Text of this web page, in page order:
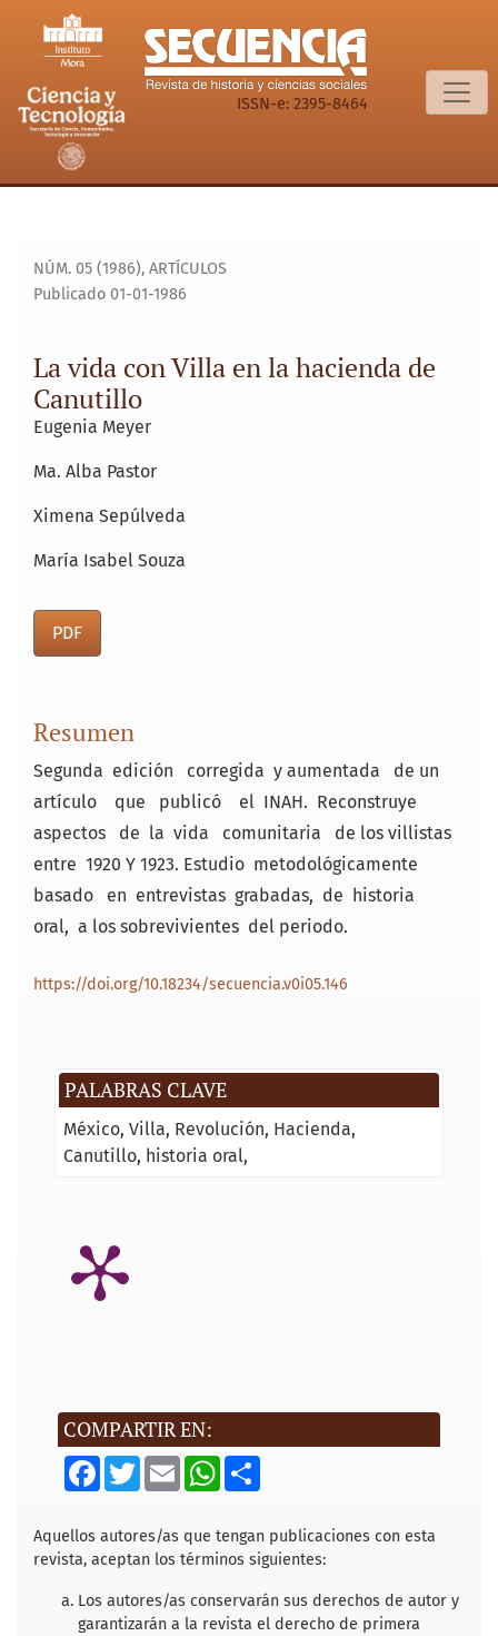
La vida con Villa en la hacienda de Canutillo
ISSN-e: 2395-8464
NÚM. 05 (1986), ARTÍCULOS
La vida con Villa en la hacienda de
Canutillo
Publicado 01-01-1986
Eugenia Meyer
Ma. Alba Pastor
Ximena Sepúlveda
María Isabel Souza
PDF
PALABRAS CLAVE
México Villa Revolución Hacienda
Canutillo historia oral
COMPARTIR EN:
F
a
b
o
o
T
w
t
e
r
E
m
l
W
s
A
p
S
e
Resumen
Segunda edición corregida y aumentada de un
artículo que publicó el INAH. Reconstruye
aspectos de la vida comunitaria de los villistas
entre 1920 Y ­1923. Estudio metodológicamente
basado en entrevistas grabadas, de historia
oral, a los sobrevivientes del periodo.
https://doi.org/10.18234/secuencia.v0i05.146
Aquellos autores/as que tengan publicaciones con esta
revista, aceptan los términos siguientes:
Los autores/as conservarán sus derechos de autor y
garantizarán a la revista el derecho de primera